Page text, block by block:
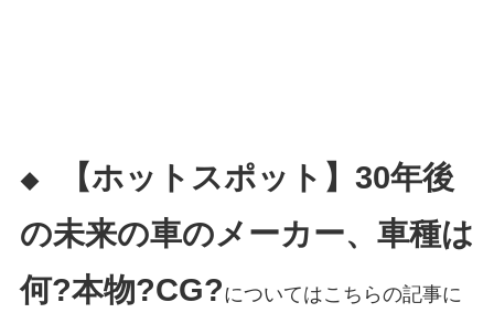
◆
【ホットスポット】30年後
の未来の車のメーカー、車種は
何?本物?CG?についてはこちらの記事に